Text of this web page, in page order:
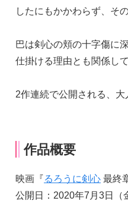
したにもかかわらず、そ
巴は剣心の頬の十字傷に
仕掛ける理由とも関係して
2作連続で公開される、大
作品概要
映画『るろうに剣心 最終
公開日：2020年7月3日（